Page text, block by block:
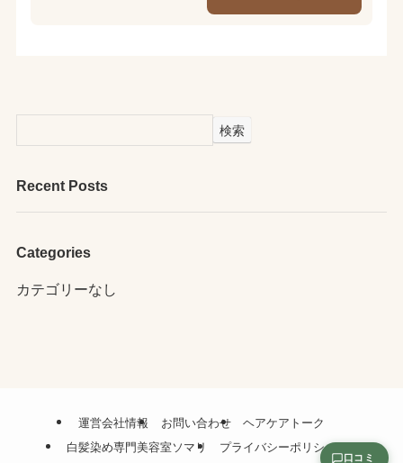
検索
Recent Posts
Categories
カテゴリーなし
運営会社情報 お問い合わせ
ヘアケアトーク
白髪染め専門美容室ソマリ
プライバシーポリシー
口コミ